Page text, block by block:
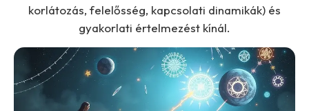
korlátozás, felelősség, kapcsolati dinamikák) és
gyakorlati értelmezést kínál.